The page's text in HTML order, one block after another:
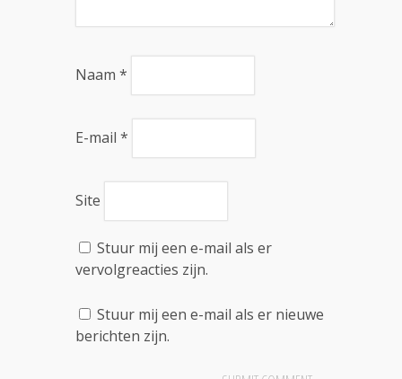
Naam *
E-mail *
Site
Stuur mij een e-mail als er
vervolgreacties zijn.
Stuur mij een e-mail als er nieuwe
berichten zijn.